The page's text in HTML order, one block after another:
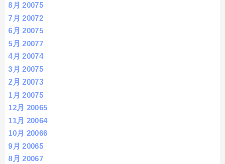
8月 20075
7月 20072
6月 20075
5月 20077
4月 20074
3月 20075
2月 20073
1月 20075
12月 20065
11月 20064
10月 20066
9月 20065
8月 20067